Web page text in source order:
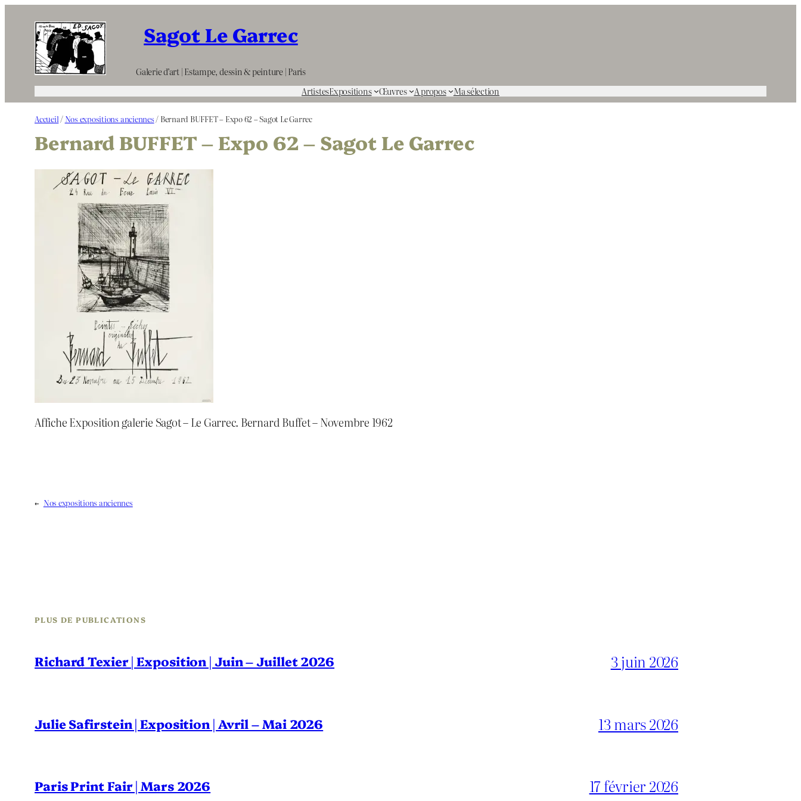
contenu
Sagot Le Garrec
Galerie d’art | Estampe, dessin & peinture | Paris
ArtistesExpositions Œuvres A propos Ma sélection
Accueil / Nos expositions anciennes / Bernard BUFFET – Expo 62 – Sagot Le Garrec
Bernard BUFFET – Expo 62 – Sagot Le Garrec
Affiche Exposition galerie Sagot – Le Garrec. Bernard Buffet – Novembre 1962
← Nos expositions anciennes
PLUS DE PUBLICATIONS
Richard Texier | Exposition | Juin – Juillet 2026 3 juin 2026
Julie Safirstein | Exposition | Avril – Mai 2026 13 mars 2026
Paris Print Fair | Mars 2026 17 février 2026